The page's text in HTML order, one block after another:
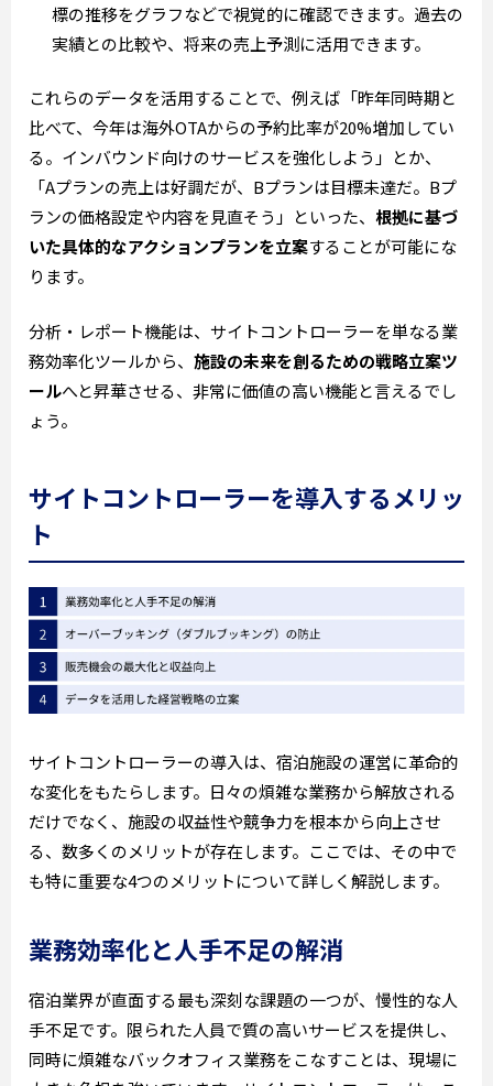
標の推移をグラフなどで視覚的に確認できます。過去の
実績との比較や、将来の売上予測に活用できます。
これらのデータを活用することで、例えば「昨年同時期と
比べて、今年は海外OTAからの予約比率が20%増加してい
る。インバウンド向けのサービスを強化しよう」とか、
「Aプランの売上は好調だが、Bプランは目標未達だ。Bプ
ランの価格設定や内容を見直そう」といった、 根拠に基づ
いた具体的なアクションプランを立案することが可能にな
ります。
分析・レポート機能は、サイトコントローラーを単なる業
務効率化ツールから、 施設の未来を創るための戦略立案ツ
ールへと昇華させる、非常に価値の高い機能と言えるでし
ょう。
サイトコントローラーを導入するメリッ
ト
サイトコントローラーの導入は、宿泊施設の運営に革命的
な変化をもたらします。日々の煩雑な業務から解放される
だけでなく、施設の収益性や競争力を根本から向上させ
る、数多くのメリットが存在します。ここでは、その中で
も特に重要な4つのメリットについて詳しく解説します。
業務効率化と人手不足の解消
宿泊業界が直面する最も深刻な課題の一つが、慢性的な人
手不足です。限られた人員で質の高いサービスを提供し、
同時に煩雑なバックオフィス業務をこなすことは、現場に